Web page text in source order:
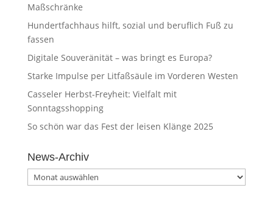
Maßschränke
Hundertfachhaus hilft, sozial und beruflich Fuß zu
fassen
Digitale Souveränität – was bringt es Europa?
Starke Impulse per Litfaßsäule im Vorderen Westen
Casseler Herbst-Freyheit: Vielfalt mit
Sonntagsshopping
So schön war das Fest der leisen Klänge 2025
News-Archiv
News-
Archiv